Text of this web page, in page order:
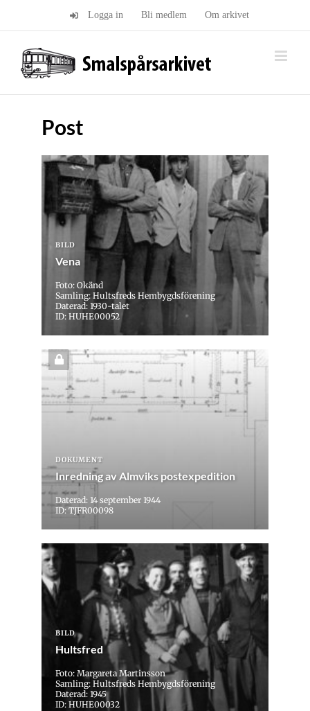
Logga in Bli medlem Om arkivet
Post
BILD
Vena
Foto: Okänd
Samling: Hultsfreds Hembygdsförening
Daterad: 1930-talet
ID: HUHE00052
DOKUMENT
Inredning av Almviks postexpedition
Daterad: 14 september 1944
ID: TJFR00098
BILD
Hultsfred
Foto: Margareta Martinsson
Samling: Hultsfreds Hembygdsförening
Daterad: 1945
ID: HUHE00032